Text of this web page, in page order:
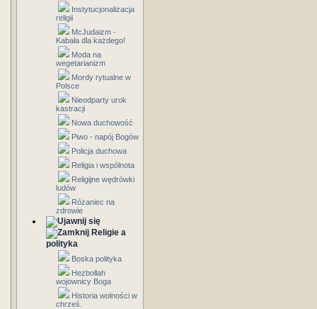
Instytucjonalizacja
religii
McJudaizm -
Kabała dla każdego!
Moda na
wegetarianizm
Mordy rytualne w
Polsce
Nieodparty urok
kastracji
Nowa duchowość
Piwo - napój Bogów
Policja duchowa
Religia i wspólnota
Religijne wędrówki
ludów
Różaniec na
zdrowie
Religie a
polityka
Boska polityka
Hezbollah
wojownicy Boga
Historia wolności w
chrześ.